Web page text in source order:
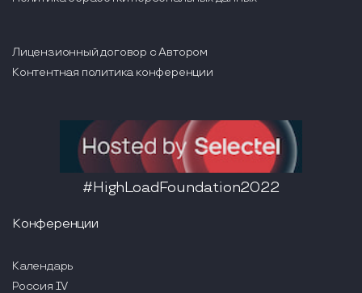
Конференции
Календарь
Россия IV
Лицензионный договор с Автором
Контентная политика конференции
#HighLoadFoundation2022